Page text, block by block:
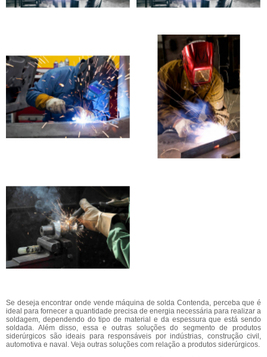
Se deseja encontrar onde vende máquina de solda Contenda, perceba que é
ideal para fornecer a quantidade precisa de energia necessária para realizar a
soldagem, dependendo do tipo de material e da espessura que está sendo
soldada. Além disso, essa e outras soluções do segmento de produtos
siderúrgicos são ideais para responsáveis por indústrias, construção civil,
automotiva e naval. Veja outras soluções com relação a produtos siderúrgicos.